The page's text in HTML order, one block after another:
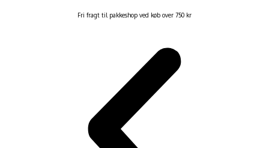
Fri fragt til pakkeshop ved køb over 750 kr